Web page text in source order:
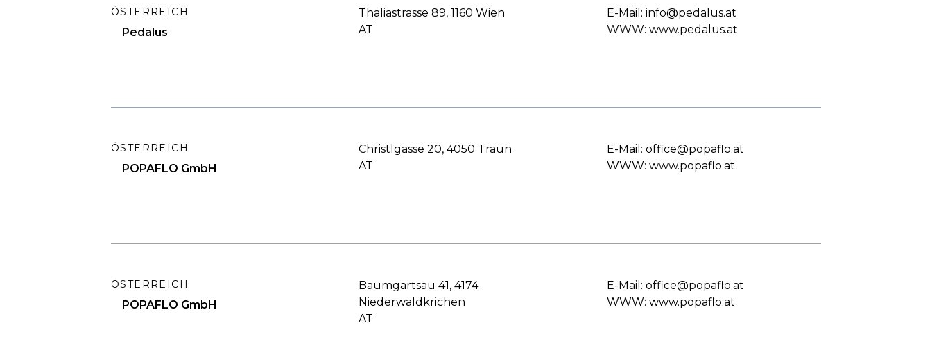
ÖSTERREICH
Pedalus
Thaliastrasse 89, 1160 Wien
AT
E-Mail: info@pedalus.at
WWW: www.pedalus.at
ÖSTERREICH
POPAFLO GmbH
Christlgasse 20, 4050 Traun
AT
E-Mail: office@popaflo.at
WWW: www.popaflo.at
ÖSTERREICH
POPAFLO GmbH
Baumgartsau 41, 4174
Niederwaldkrichen
AT
E-Mail: office@popaflo.at
WWW: www.popaflo.at